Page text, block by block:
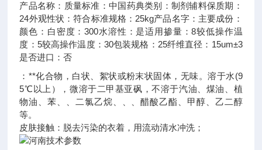
产品名称： 质量标准： 中国药典类别： 制剂辅料保质期：
24外观性状：符合标准规格： 25kg产品名字： 主要成份：
颜色： 白 密度：300水溶性： 是适用掺量：8较低操作温
度： 5较高操作温度： 30包装规格： 25纤维直径： 15um±3
是否进口：否
：**化合物，白状、絮状或粉末状固体，无味。溶于水(9
5℃以上），微溶于二甲基亚砜，不溶于汽油、煤油、植
物油、苯、、二氯乙烷、、、醋酸乙酯、甲醇、乙二醇
等。
皮肤接触：脱去污染的衣着，用流动清水冲洗；